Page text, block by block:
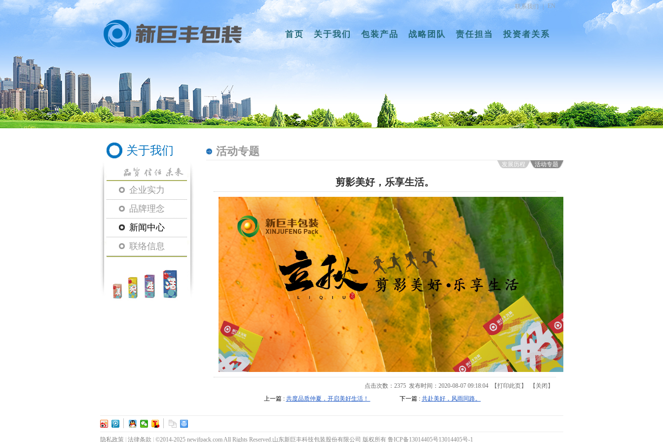
联系我们 | EN
首页 关于我们 包装产品 战略团队 责任担当 投资者关系
关于我们
企业实力
品牌理念
新闻中心
联络信息
活动专题
活动专题
发展历程
剪影美好，乐享生活。
点击次数： 2375发布时间：2020-08-07 09:18:04 【打印此页】 【 关闭 】
上一篇 : 共度品质仲夏，开启美好生活！ 下一篇 : 共赴美好，风雨同路。
隐私政策 法律条款 ©2014-2025 newjfpack.com All Rights Reserved.山东新巨丰科技包装股份有限公司 版权所有 鲁ICP备13014405号13014405号-1